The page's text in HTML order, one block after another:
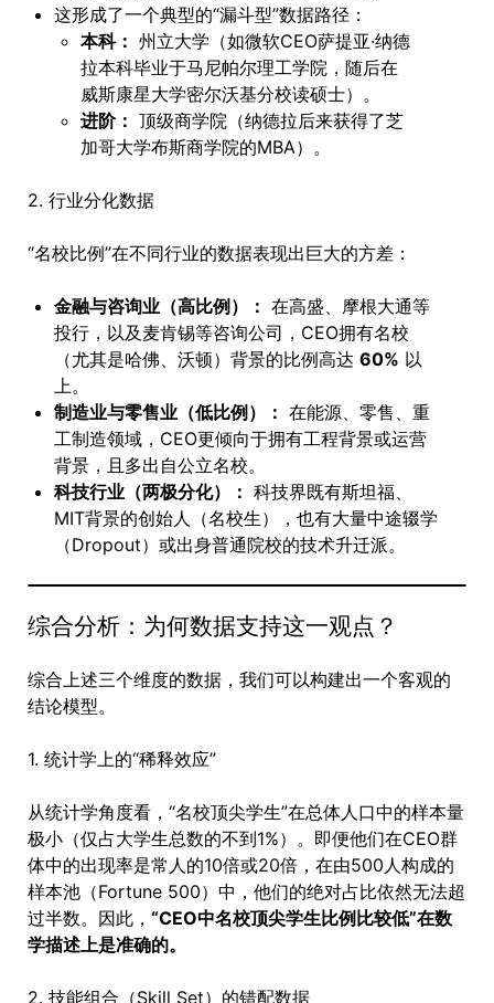
这形成了一个典型的“漏斗型”数据路径：
本科： 州立大学（如微软CEO萨提亚·纳德
拉本科毕业于马尼帕尔理工学院，随后在
威斯康星大学密尔沃基分校读硕士）。
进阶： 顶级商学院（纳德拉后来获得了芝
加哥大学布斯商学院的MBA）。
2. 行业分化数据
“名校比例”在不同行业的数据表现出巨大的方差：
金融与咨询业（高比例）： 在高盛、摩根大通等
投行，以及麦肯锡等咨询公司，CEO拥有名校
（尤其是哈佛、沃顿）背景的比例高达 60% 以
上。
制造业与零售业（低比例）： 在能源、零售、重
工制造领域，CEO更倾向于拥有工程背景或运营
背景，且多出自公立名校。
科技行业（两极分化）： 科技界既有斯坦福、
MIT背景的创始人（名校生），也有大量中途辍学
（Dropout）或出身普通院校的技术升迁派。
综合分析：为何数据支持这一观点？
综合上述三个维度的数据，我们可以构建出一个客观的
结论模型。
1. 统计学上的“稀释效应”
从统计学角度看，“名校顶尖学生”在总体人口中的样本量
极小（仅占大学生总数的不到1%）。即便他们在CEO群
体中的出现率是常人的10倍或20倍，在由500人构成的
样本池（Fortune 500）中，他们的绝对占比依然无法超
过半数。因此， “CEO中名校顶尖学生比例比较低”在数
学描述上是准确的。
2. 技能组合（Skill Set）的错配数据